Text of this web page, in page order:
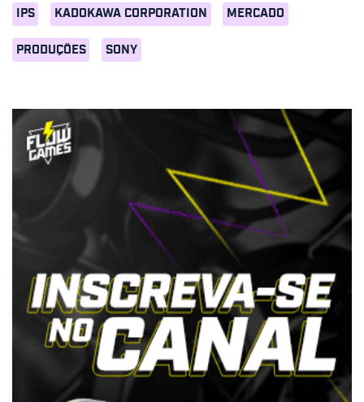
IPS KADOKAWA CORPORATION MERCADO
PRODUÇÕES SONY